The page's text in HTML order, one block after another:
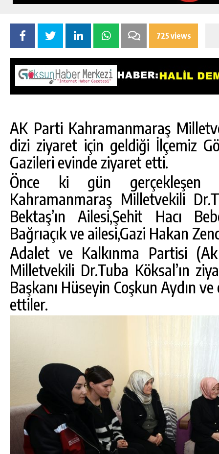
725 views
AK Parti Kahramanmaraş
dizi ziyaret için geldiği İlçemiz
Gazileri evinde ziyaret etti.
Önce ki gün gerçekleşen
Kahramanmaraş Milletvekili
Bektaş’ın Ailesi,Şehit Hacı
Bağrıaçık ve ailesi,Gazi Hakan
Adalet ve Kalkınma Partisi
Milletvekili Dr.Tuba Köksal’ın
Başkanı Hüseyin Coşkun Aydın
ettiler.
GÜNLÜK HABER AKIŞI
GÖKSUN HAFIZLIK KIZ KUR’AN KURSU
ÖĞRENCILERINE DARENDE GEZISI.